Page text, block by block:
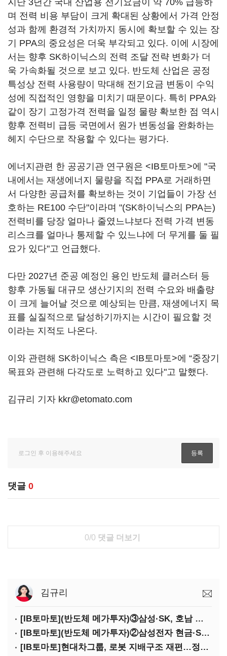
지난 3년간 국내 산업용 전기요금이 약 70% 급등하
며 전력 비용 부담이 크게 확대된 상황에서 가격 안정
성과 함께 환경적 가치까지 동시에 확보할 수 있는 장
기 PPA의 중요성은 더욱 부각되고 있다. 이에 시장에
서는 향후 SK하이닉스의 전력 조달 전략 변화가 더
욱 가속화될 것으로 보고 있다. 반도체 산업은 공정
특성상 전력 사용량이 막대해 전기요금 변동이 수익
성에 직접적인 영향을 미치기 때문이다. 특히 PPA와
같이 장기 고정가격 전력을 일정 물량 확보한 점 역시
향후 전력비 급등 국면에서 원가 변동성을 완화하는
헤지 수단으로 작용할 수 있다는 평가다.
에너지관련 한 공공기관 연구원은 <IB토마토>에 "국
내에서는 재생에너지 물량을 직접 PPA로 거래하면
서 다양한 공급처를 확보하는 것이 기업들이 가장 선
호하는 RE100 수단"이라며 "(SK하이닉스의 PPA는)
전력비를 당장 얼마나 줄였느냐보다 전력 가격 변동
리스크를 얼마나 통제할 수 있느냐에 더 무게를 둘 필
요가 있다"고 언급했다.
다만 2027년 준공 예정인 용인 반도체 클러스터 등
향후 가동될 대규모 생산기지의 전력 수요와 배출량
이 크게 늘어날 것으로 예상되는 만큼, 재생에너지 목
표를 실질적으로 달성하기까지는 시간이 필요할 것
이라는 지적도 나온다.
이와 관련해 SK하이닉스 측은 <IB토마토>에 “중장기
목표와 관련해 다각도로 노력하고 있다"고 말했다.
김규리 기자 kkr@etomato.com
댓글 0
0/0 댓글 더보기
김규리
[IB토마토](반도체 메가투자)③삼성·SK, 호남 동시 출격…인력·협력사 쟁탈전
[IB토마토](반도체 메가투자)②삼성전자 현금·SDI 차입…엇갈린 2655조 투자체력
[IB토마토]현대차그룹, 로봇 지배구조 재편…정의선 1245억 추가 투입 유력